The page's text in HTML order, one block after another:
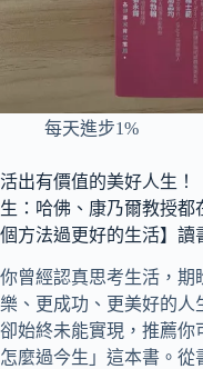
每天進步1%
活出有價值的美好人生！
生：哈佛、康乃爾教授都
個方法過更好的生活】讀
你曾經認真思考生活，期
樂、更成功、更美好的人
卻始終未能實現，推薦你
怎麼過今生」這本書。